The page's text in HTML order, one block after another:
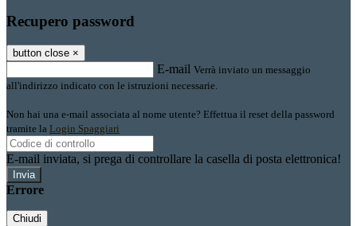
Recupero password
button close ×
E-mail Verrà inviato un messaggio
all'indirizzo indicato con le istruzioni necessarie.
Non hai una e-mail associata al nome utente? Effettua il reset della password
tramite la Login Spaggiari
E-mail inviata, si prega di controllare la casella di posta elettronica!
Errore
Chiudi